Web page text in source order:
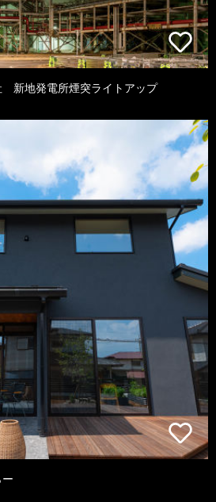
新地発電所煙突ライトアップ